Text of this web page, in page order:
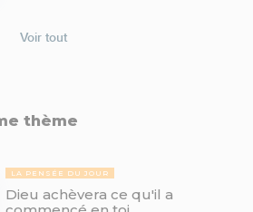
Voir tout
thème
LA PENSÉE DU JOUR
Dieu achèvera ce qu'il a